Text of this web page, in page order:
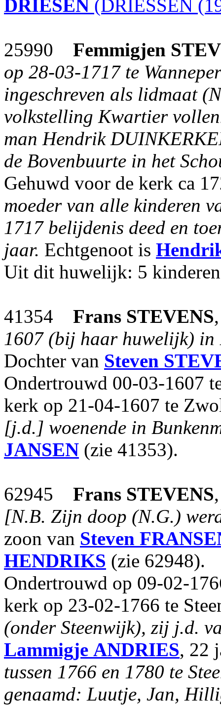
DRIESEN (DRIESSEN
25990 Femmigjen
op 28-03-1717 te
ingeschreven als lidmaat
volkstelling Kwartier
man Hendrik
de Bovenbuurte in het
Gehuwd voor de kerk ca
moeder van alle kinderen
1717 belijdenis deed en
jaar. Echtgenoot is
Uit dit huwelijk: 5
41354 Frans STEVENS
1607 (bij haar huwelijk)
Dochter van Steven
Ondertrouwd 00-03-1607
kerk op 21-04-1607 te
[j.d.] woenende in
JANSEN (zie 41353).
62945 Frans STEVENS
[N.B. Zijn doop (N.G.)
zoon van Steven
HENDRIKS (zie 62948).
Ondertrouwd op 09-02-
kerk op 23-02-1766 te
(onder Steenwijk), zij j.d.
Lammigje ANDRIES, 22
tussen 1766 en 1780 te
genaamd: Luutje, Jan,